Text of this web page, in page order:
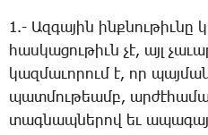
1.- Ազ­գա­յին
հաս­կա­ցու­թիւն չէ, այլ
կազ­մա­ւո­րում է, որ
պատ­մու­թեամբ,
տագնապ­նե­րով եւ